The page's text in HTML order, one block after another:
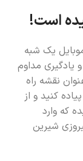
است!
یک شبه
یادگیری مداوم
نقشه راه
کنید و از
که وارد
شیرین